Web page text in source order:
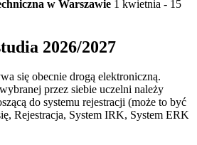
w Warszawie 1 kwietnia - 15
2026/2027
się obecnie drogą elektroniczną.
przez siebie uczelni należy
do systemu rejestracji (może to być
Rejestracja, System IRK, System ERK